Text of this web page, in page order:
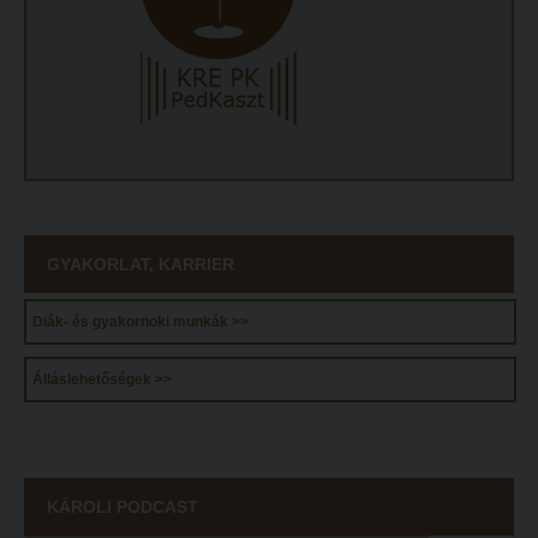
GYAKORLAT, KARRIER
Diák- és gyakornoki munkák >>
Álláslehetőségek >>
KÁROLI PODCAST